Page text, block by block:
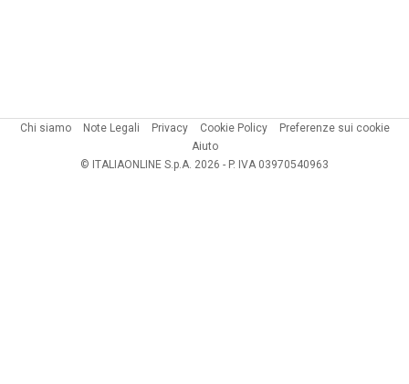
Chi siamo Note Legali Privacy Cookie Policy
Preferenze sui cookie
Aiuto
© ITALIAONLINE S.p.A. 2026 - P. IVA 03970540963